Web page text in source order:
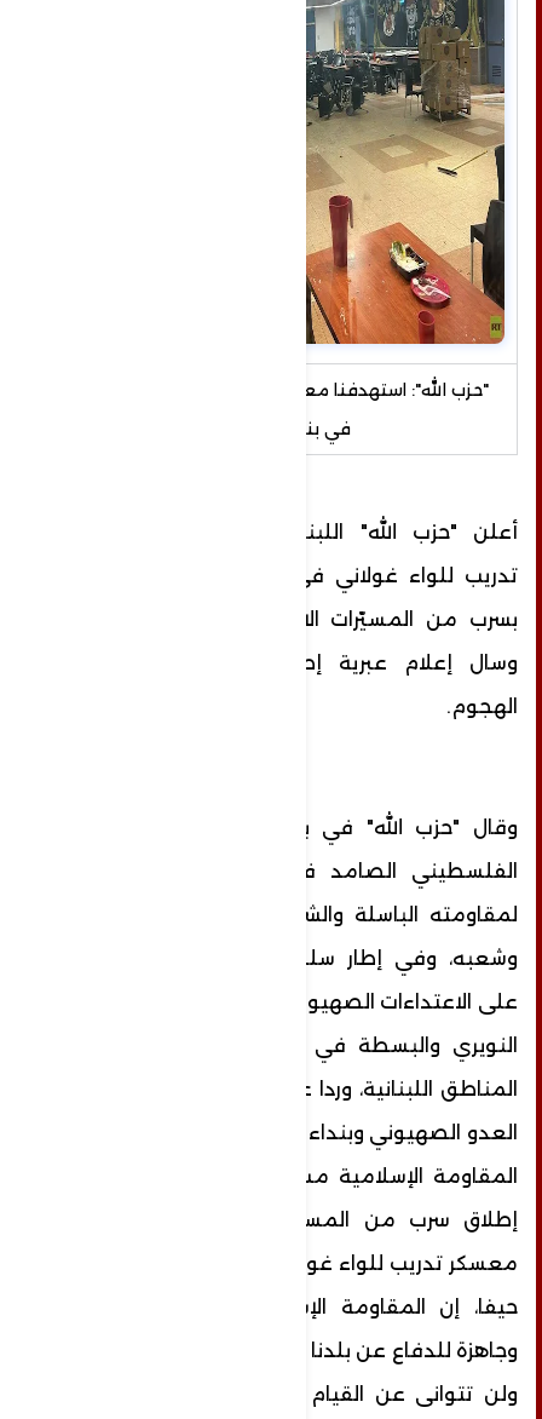
"حزب الله": استهدفنا ‏معسكر تدريب للواء غولاني
في بنيامينا
أعلن "حزب الله" اللبناني استهداف ‏معسكر
تدريب للواء غولاني في بنيامينا جنوبي حيفا
بسرب من المسيّرات الانقضاضية، فيما أكدت
وسال إعلام عبرية إصابة العشرات إثر هذا
الهجوم.
وقال "حزب الله" في بيان له: "دعما لشعبنا
الفلسطيني الصامد في قطاع غزة وإسناداً
لمقاومته الباسلة ‌‏‌‏‌والشريفة، ودفاعاً عن ‏لبنان
وشعبه، وفي إطار سلسلة عمليات خيبر وردًا
على الاعتداءات الصهيونية وخصوصا ‏على أحياء
النويري والبسطة في العاصمة بيروت وباقي
المناطق اللبنانية، وردا على ‏المجازر التي يرتكبها
العدو الصهيوني وبنداء "لبيك يا نصر الله"، نفذت
المقاومة الإسلامية ‏مساء اليوم الأحد، عملية
إطلاق سرب من المسيّرات الانقضاضية على
‏معسكر تدريب للواء غولاني في بنيامينا جنوب
حيفا، إن المقاومة الإسلامية ستبقى حاضرة
‏وجاهزة للدفاع عن بلدنا وشعبنا الأبي والمظلوم
ولن تتوانى عن القيام بواجبها في ردع العدو